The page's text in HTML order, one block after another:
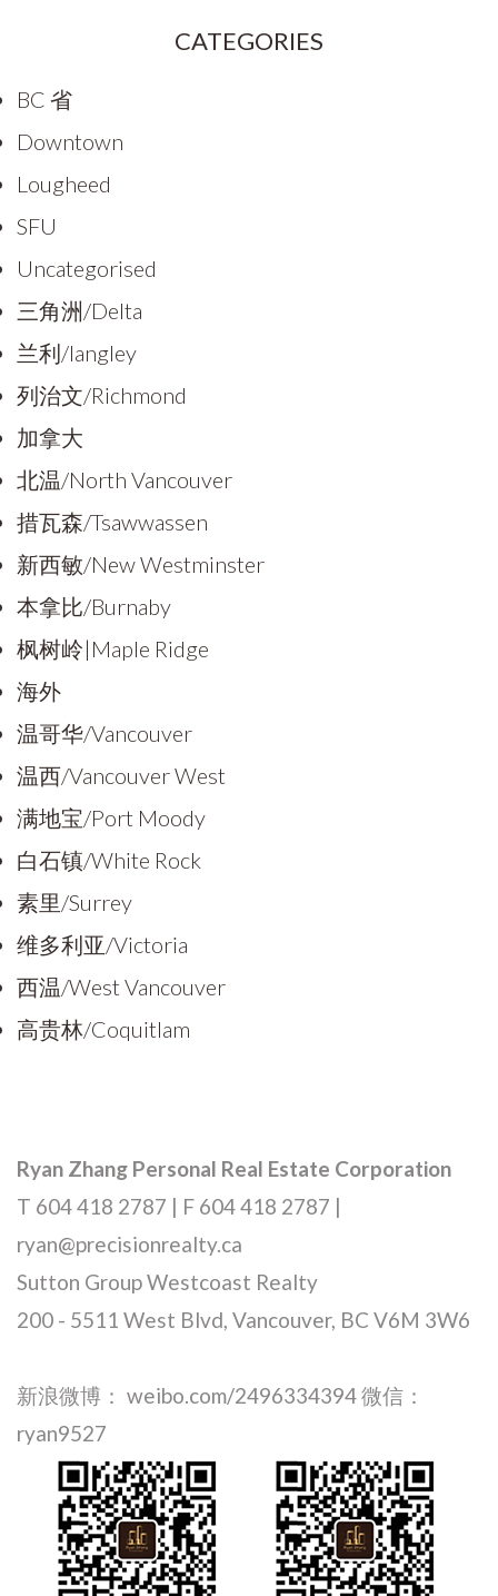
CATEGORIES
BC 省
Downtown
Lougheed
SFU
Uncategorised
三角洲/Delta
兰利/langley
列治文/Richmond
加拿大
北温/North Vancouver
措瓦森/Tsawwassen
新西敏/New Westminster
本拿比/Burnaby
枫树岭|Maple Ridge
海外
温哥华/Vancouver
温西/Vancouver West
满地宝/Port Moody
白石镇/White Rock
素里/Surrey
维多利亚/Victoria
西温/West Vancouver
高贵林/Coquitlam
Ryan Zhang Personal Real Estate Corporation
T 604 418 2787 | F 604 418 2787 |
ryan@precisionrealty.ca
Sutton Group Westcoast Realty
200 - 5511 West Blvd, Vancouver, BC V6M 3W6
新浪微博： weibo.com/2496334394 微信：
ryan9527